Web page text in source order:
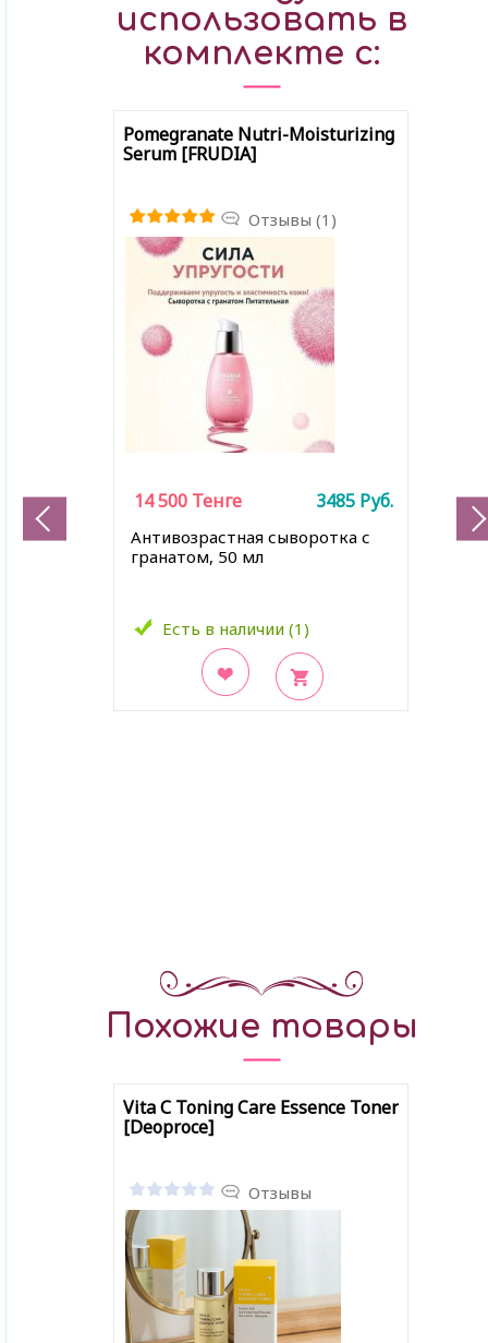
использовать в
комплекте с:
Pomegranate Nutri-Moisturizing
Serum [FRUDIA]
Отзывы (1)
Антивозрастная сыворотка с
гранатом, 50 мл
Есть в наличии (1)
14 500 Тенге 3485 Руб.
Похожие товары
Vita С Toning Care Essence Toner
[Deoproce]
Отзывы